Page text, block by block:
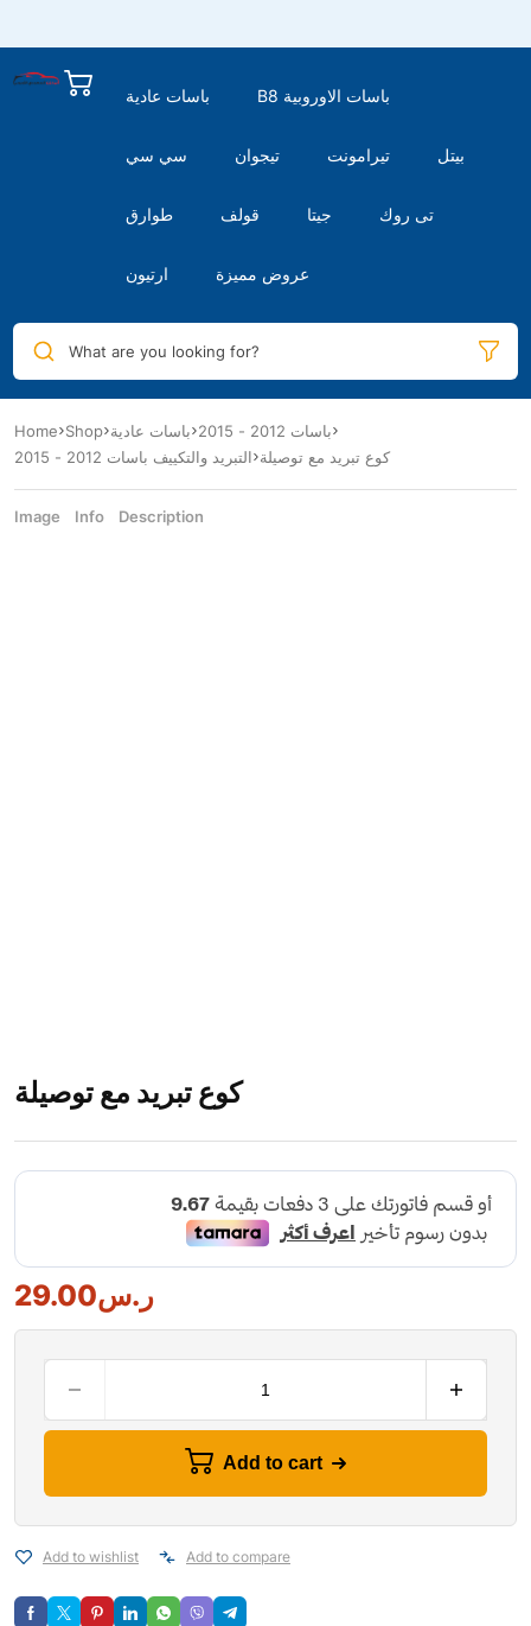
باسات عادية B8 باسات الاوروبية
سي سي تيجوان تيرامونت بيتل
طوارق قولف جيتا تى روك
ارتيون عروض مميزة
What are you looking for?
Home Shop باسات عادية
باسات 2012 - 2015
التبريد والتكييف باسات 2012 - 2015 كوع تبريد مع توصيلة
Image Info Description
كوع تبريد مع توصيلة
ر.س29.00
Add to cart
Add to wishlist Add to compare